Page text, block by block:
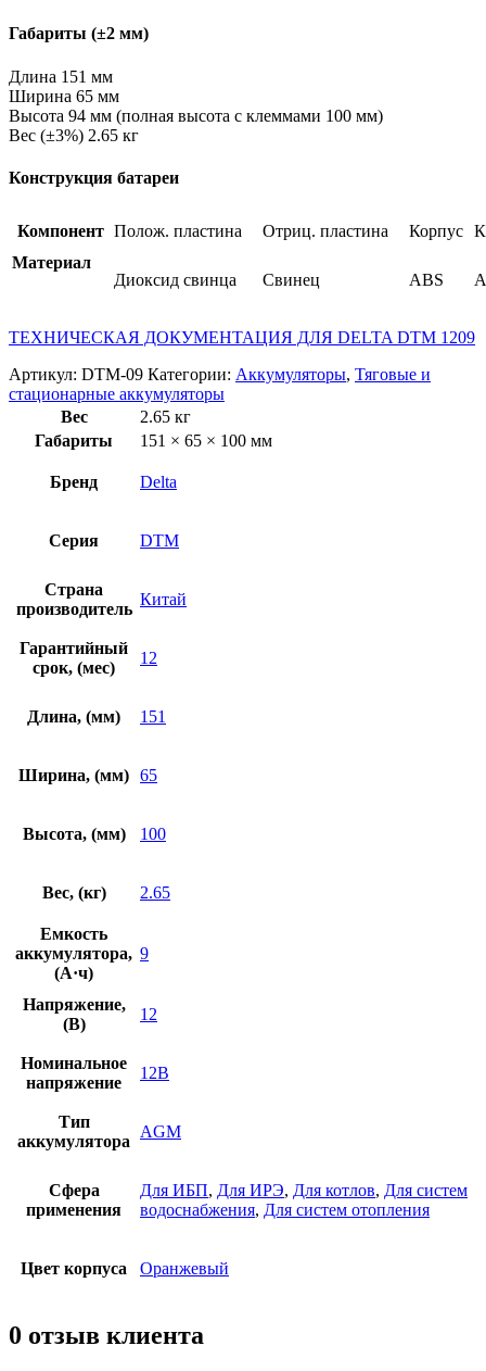
Габариты (±2 мм)
Длина 151 мм
Ширина 65 мм
Высота 94 мм (полная высота с клеммами 100 мм)
Вес (±3%) 2.65 кг
Конструкция батареи
Компонент Полож. пластина Отриц. пластина Корпус
Материал
Диоксид свинца
Свинец ABS
ТЕХНИЧЕСКАЯ ДОКУМЕНТАЦИЯ ДЛЯ DELTA DTM 1209
Артикул: DTM-09 Категории: Аккумуляторы, Тяговые и
стационарные аккумуляторы
Вес
2.65 кг
Габариты
151 × 65 × 100 мм
Бренд Delta
Серия DTM
Страна
производитель
Китай
Гарантийный
срок, (мес)
12
Длина, (мм) 151
Ширина, (мм) 65
Высота, (мм) 100
Вес, (кг) 2.65
Емкость
аккумулятора,
(А·ч)
9
Напряжение,
(В)
12
Номинальное
напряжение
12В
Тип
аккумулятора
AGM
Сфера
применения
Для ИБП, Для ИРЭ, Для котлов, Для систем
водоснабжения, Для систем отопления
Цвет корпуса Оранжевый
0 отзыв клиента